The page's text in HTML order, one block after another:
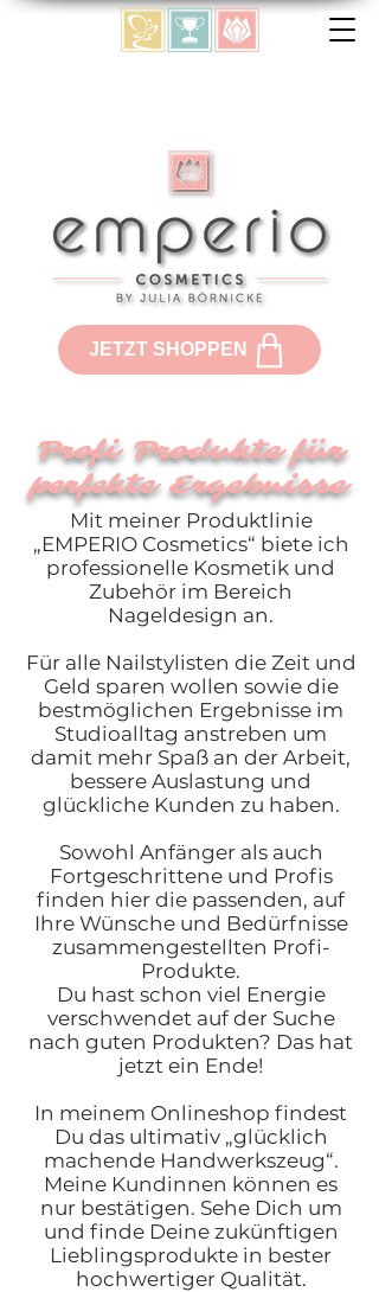
JETZT SHOPPEN
Profi Produkte für
perfekte Ergebnisse
Mit meiner Produktlinie
„EMPERIO Cosmetics“ biete ich
professionelle Kosmetik und
Zubehör im Bereich
Nageldesign an.
Für alle Nailstylisten die Zeit und
Geld sparen wollen sowie die
bestmöglichen Ergebnisse im
Studioalltag anstreben um
damit mehr Spaß an der Arbeit,
bessere Auslastung und
glückliche Kunden zu haben.
Sowohl Anfänger als auch
Fortgeschrittene und Profis
finden hier die passenden, auf
Ihre Wünsche und Bedürfnisse
zusammengestellten Profi-
Produkte.
Du hast schon viel Energie
verschwendet auf der Suche
nach guten Produkten? Das hat
jetzt ein Ende!
In meinem Onlineshop findest
Du das ultimativ „glücklich
machende Handwerkszeug“.
Meine Kundinnen können es
nur bestätigen. Sehe Dich um
und finde Deine zukünftigen
Lieblingsprodukte in bester
hochwertiger Qualität.